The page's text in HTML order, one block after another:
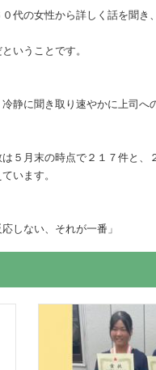
代の女性から詳しく話を聞き
いうことです。
静に聞き取り速やかに上司
５月末の時点で２１７件と
います。
しない、それが一番」